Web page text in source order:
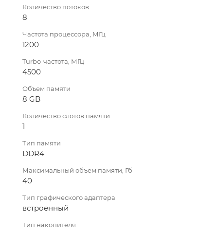
Количество потоков
8
Частота процессора, МГц
1200
Turbo-частота, МГц
4500
Объем памяти
8 GB
Количество слотов памяти
1
Тип памяти
DDR4
Максимальный объем памяти, Гб
40
Тип графического адаптера
встроенный
Тип накопителя